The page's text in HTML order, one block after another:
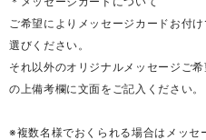
ご希望によりメッセージカードお付
選びください。
それ以外のオリジナルメッセージご
の上備考欄に文面をご記入ください。
※複数名様でおくられる場合はメッセ